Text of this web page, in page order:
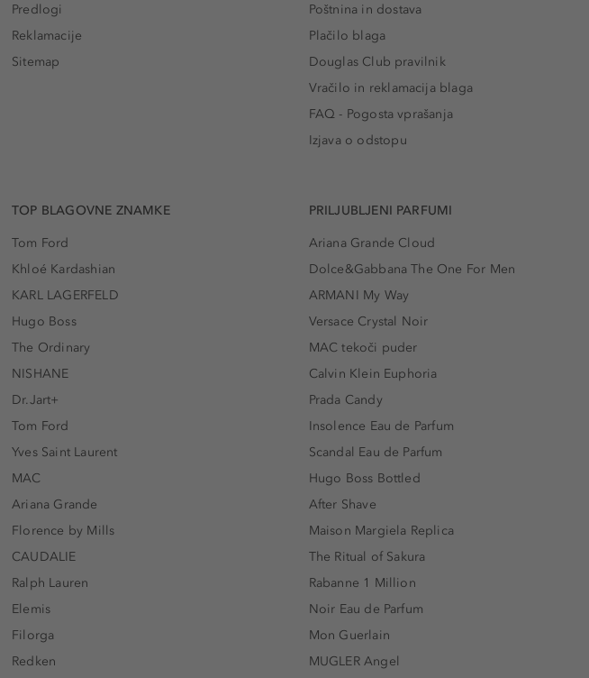
Predlogi
Reklamacije
Sitemap
Poštnina in dostava
Plačilo blaga
Douglas Club pravilnik
Vračilo in reklamacija blaga
FAQ - Pogosta vprašanja
Izjava o odstopu
TOP BLAGOVNE ZNAMKE
Tom Ford
Khloé Kardashian
KARL LAGERFELD
Hugo Boss
The Ordinary
NISHANE
Dr.Jart+
Tom Ford
Yves Saint Laurent
MAC
Ariana Grande
Florence by Mills
CAUDALIE
Ralph Lauren
Elemis
Filorga
Redken
PRILJUBLJENI PARFUMI
Ariana Grande Cloud
Dolce&Gabbana The One For Men
ARMANI My Way
Versace Crystal Noir
MAC tekoči puder
Calvin Klein Euphoria
Prada Candy
Insolence Eau de Parfum
Scandal Eau de Parfum
Hugo Boss Bottled
After Shave
Maison Margiela Replica
The Ritual of Sakura
Rabanne 1 Million
Noir Eau de Parfum
Mon Guerlain
MUGLER Angel